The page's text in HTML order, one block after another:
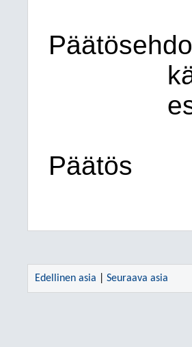
Päätös
Edellinen asia Seuraava asia